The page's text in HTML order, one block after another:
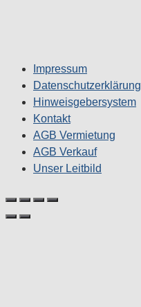
Impressum
Datenschutzerklärung
Hinweisgebersystem
Kontakt
AGB Vermietung
AGB Verkauf
Unser Leitbild